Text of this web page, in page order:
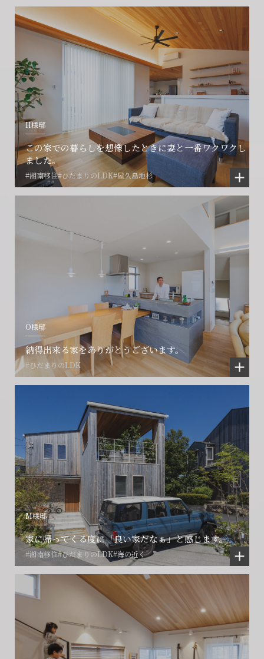
H様邸
この家での暮らしを想像したときに妻と一番ワクワクし
ました。
#湘南移住#ひだまりのLDK#屋久島地杉
O様邸
納得出来る家をありがとうございます。
#ひだまりのLDK
M様邸
家に帰ってくる度に「良い家だなぁ」と感じます。
#湘南移住#ひだまりのLDK#海の近く
会社に関することや物件についての
ご相談はこちら
フォームからのお問い合わせ
CONTACT
お電話でのお問い合わせ
0466-24-2478
営業時間9:30~18:30 水曜定休
賃貸物件入居者様の
お困りごとのご相談はこちら
解約のお申し込み
CONTACT
プロコール24ご利用の方
0120-073-386
土地の活用・賃貸経営に関する
ご相談はこちら
フォームからのお問い合わせ
CONTACT
賃貸管理事業部へのお問い合わせ
0466-24-2478
営業時間9:30~18:30 水曜定休